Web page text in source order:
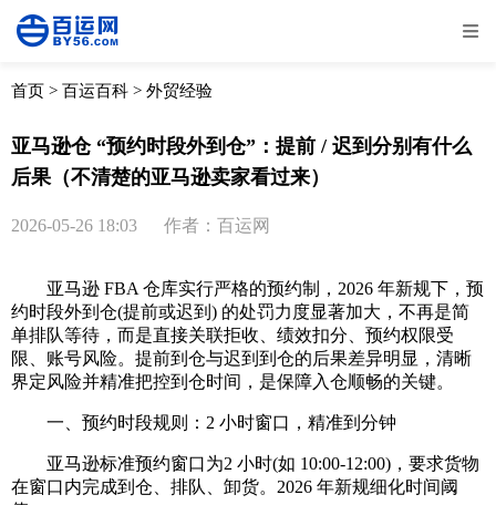
全部 物流资讯
取消
首页 > 百运百科 > 外贸经验
亚马逊仓 “预约时段外到仓”：提前 / 迟到分别有什么
后果（不清楚的亚马逊卖家看过来）
2026-05-26 18:03 作者：百运网
亚马逊 FBA 仓库实行严格的预约制，2026 年新规下，预
约时段外到仓(提前或迟到) 的处罚力度显著加大，不再是简
单排队等待，而是直接关联拒收、绩效扣分、预约权限受
限、账号风险。提前到仓与迟到到仓的后果差异明显，清晰
界定风险并精准把控到仓时间，是保障入仓顺畅的关键。
一、预约时段规则：2 小时窗口，精准到分钟
亚马逊标准预约窗口为2 小时(如 10:00-12:00)，要求货物
在窗口内完成到仓、排队、卸货。2026 年新规细化时间阈